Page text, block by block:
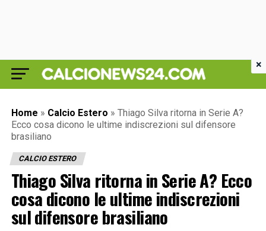
Home » Calcio Estero » Thiago Silva ritorna in Serie A?
Ecco cosa dicono le ultime indiscrezioni sul difensore
brasiliano
CALCIO ESTERO
Thiago Silva ritorna in Serie A? Ecco
cosa dicono le ultime indiscrezioni
sul difensore brasiliano
×